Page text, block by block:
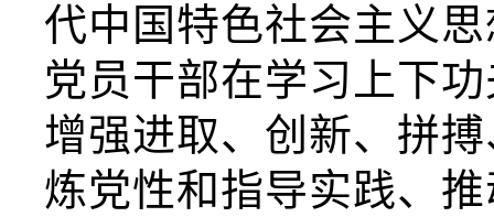
代中国特色社会主义
党员干部在学习上下
增强进取、创新、拼
炼党性和指导实践、